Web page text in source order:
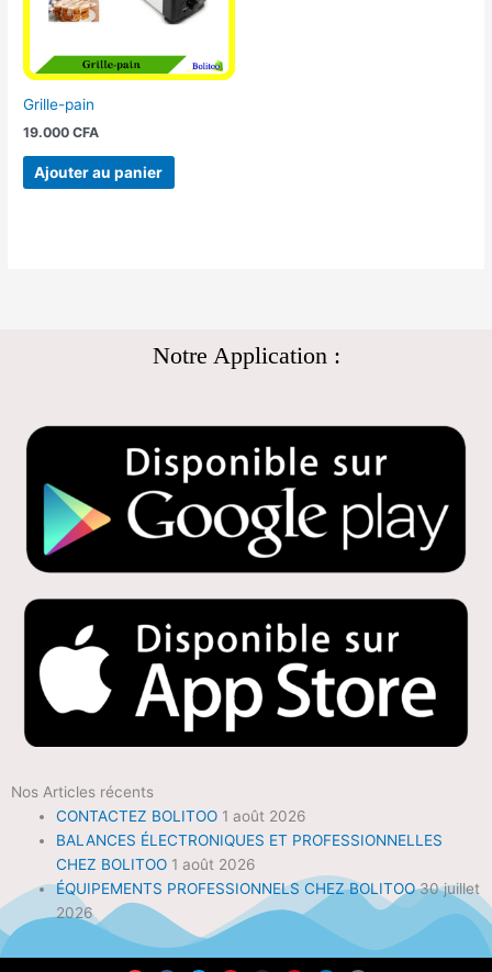
Grille-pain
19.000CFA
Ajouter au panier
Notre Application :
Nos Articles récents
CONTACTEZ BOLITOO 1 août 2026
BALANCES ÉLECTRONIQUES ET PROFESSIONNELLES
CHEZ BOLITOO 1 août 2026
ÉQUIPEMENTS PROFESSIONNELS CHEZ BOLITOO 30 juillet
2026